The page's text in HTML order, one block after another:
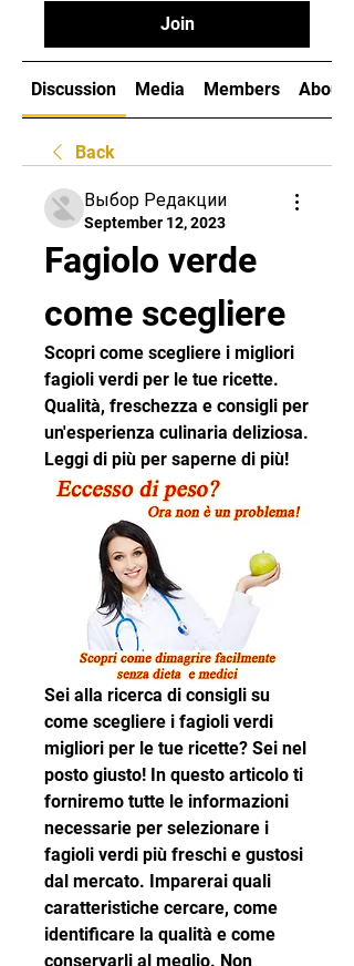
Join
Discussion Media Members About
Back
Выбор Редакции
September 12, 2023
Fagiolo verde
come scegliere
Scopri come scegliere i migliori
fagioli verdi per le tue ricette.
Qualità, freschezza e consigli per
un'esperienza culinaria deliziosa.
Leggi di più per saperne di più!
Sei alla ricerca di consigli su
come scegliere i fagioli verdi
migliori per le tue ricette? Sei nel
posto giusto! In questo articolo ti
forniremo tutte le informazioni
necessarie per selezionare i
fagioli verdi più freschi e gustosi
dal mercato. Imparerai quali
caratteristiche cercare, come
identificare la qualità e come
conservarli al meglio. Non